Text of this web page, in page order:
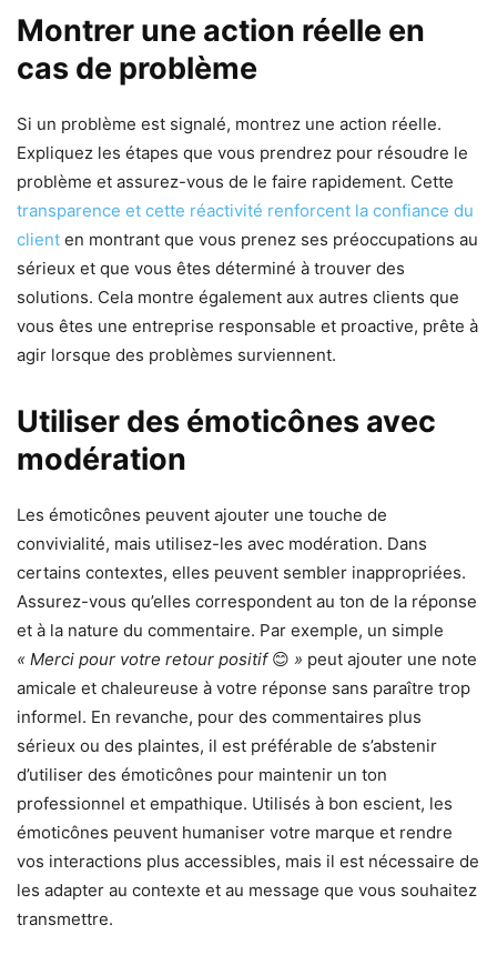
Montrer une action réelle en
cas de problème
Si un problème est signalé, montrez une action réelle.
Expliquez les étapes que vous prendrez pour résoudre le
problème et assurez-vous de le faire rapidement. Cette
transparence et cette réactivité renforcent la confiance du
client en montrant que vous prenez ses préoccupations au
sérieux et que vous êtes déterminé à trouver des
solutions. Cela montre également aux autres clients que
vous êtes une entreprise responsable et proactive, prête à
agir lorsque des problèmes surviennent.
Utiliser des émoticônes avec
modération
Les émoticônes peuvent ajouter une touche de
convivialité, mais utilisez-les avec modération. Dans
certains contextes, elles peuvent sembler inappropriées.
Assurez-vous qu’elles correspondent au ton de la réponse
et à la nature du commentaire. Par exemple, un simple
« Merci pour votre retour positif 😊 » peut ajouter une note
amicale et chaleureuse à votre réponse sans paraître trop
informel. En revanche, pour des commentaires plus
sérieux ou des plaintes, il est préférable de s’abstenir
d’utiliser des émoticônes pour maintenir un ton
professionnel et empathique. Utilisés à bon escient, les
émoticônes peuvent humaniser votre marque et rendre
vos interactions plus accessibles, mais il est nécessaire de
les adapter au contexte et au message que vous souhaitez
transmettre.